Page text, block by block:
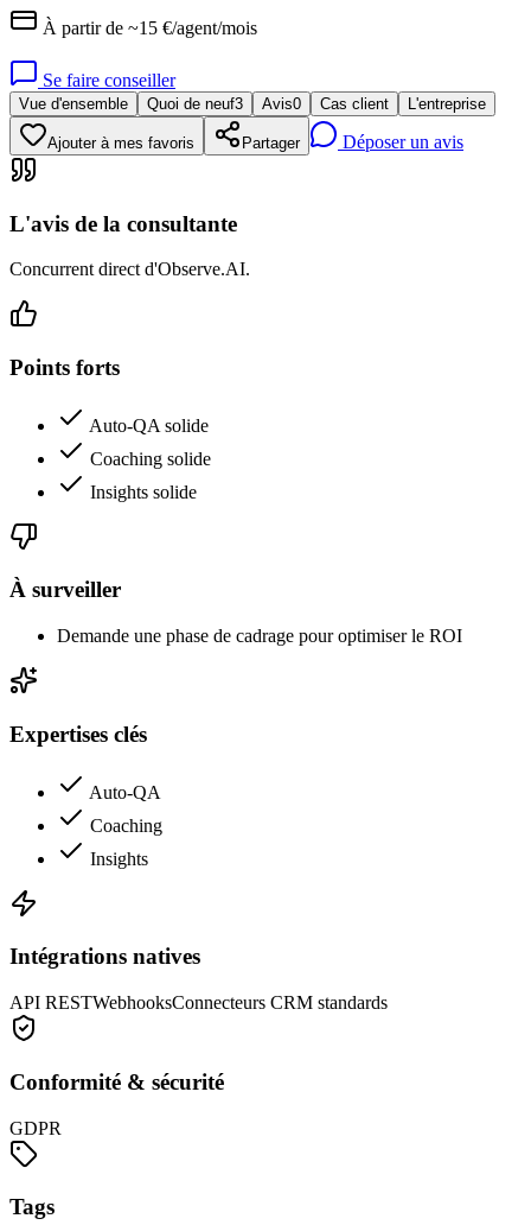
À partir de ~15 €/agent/mois
Se faire conseiller
Vue d'ensemble Quoi de neuf3 Avis0 Cas client L'entreprise
Ajouter à mes favoris Partager Déposer un avis
L'avis de la consultante
Concurrent direct d'Observe.AI.
Points forts
Auto-QA solide
Coaching solide
Insights solide
À surveiller
Demande une phase de cadrage pour optimiser le ROI
Expertises clés
Auto-QA
Coaching
Insights
Intégrations natives
API RESTWebhooksConnecteurs CRM standards
Conformité & sécurité
GDPR
Tags